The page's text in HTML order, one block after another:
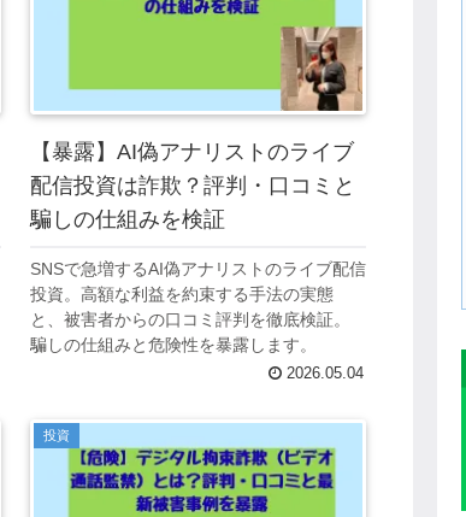
【暴露】AI偽アナリストのライブ
配信投資は詐欺？評判・口コミと
騙しの仕組みを検証
SNSで急増するAI偽アナリストのライブ配信
投資。高額な利益を約束する手法の実態
と、被害者からの口コミ評判を徹底検証。
騙しの仕組みと危険性を暴露します。
2026.05.04
投資